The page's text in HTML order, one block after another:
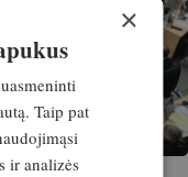
×
Taip pat
ir analizės